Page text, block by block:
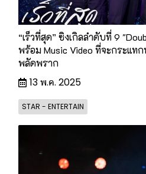
“เร็วที่สุด” ซิงเกิลลำดับที่ 9
พร้อม Music Video ที่จะกระแท
พลัดพราก
13 พ.ค. 2025
STAR - ENTERTAIN